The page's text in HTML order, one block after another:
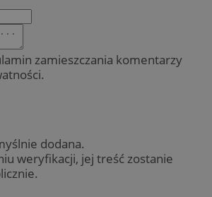
zamieszczania komentarzy
dodana.
weryfikacji, jej treść zostanie